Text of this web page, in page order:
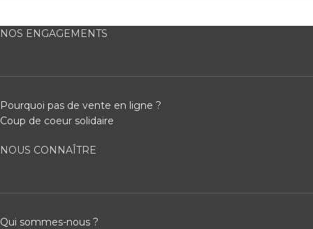
NOS ENGAGEMENTS
Pourquoi pas de vente en ligne ?
Coup de coeur solidaire
NOUS CONNAÎTRE
Qui sommes-nous ?